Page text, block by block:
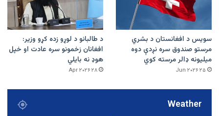
سویس د افغانستان د بشري
مرستو صندوق سره نږدې دوه
میلیونه ډالر مرسته کوي
۲۵ Jun ۲۰۲۶
د طالبانو د لوړو زده کړو وزیر:
افغانان زخمونو سره عادت او خپل
هوډ نه بایلي
۲۸ Apr ۲۰۲۶
Weather